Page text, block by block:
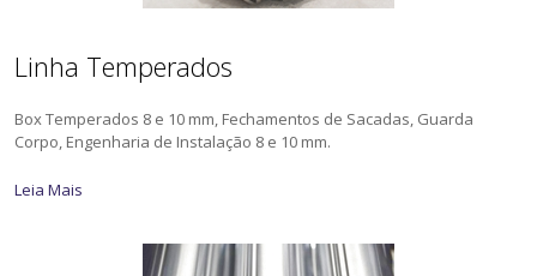
Linha Temperados
Box Temperados 8 e 10 mm, Fechamentos de Sacadas, Guarda
Corpo, Engenharia de Instalação 8 e 10 mm.
Leia Mais